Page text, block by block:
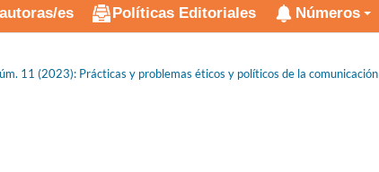
es Políticas Editoriales Números
11 (2023): Prácticas y problemas éticos y políticos de la comunicación